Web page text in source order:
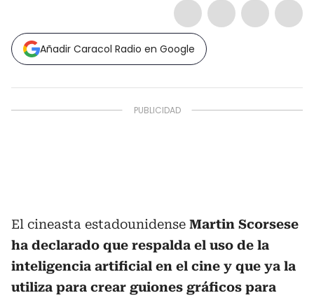
Añadir Caracol Radio en Google
El cineasta estadounidense Martin Scorsese
ha declarado que respalda el uso de la
inteligencia artificial en el cine y que ya la
utiliza para crear guiones gráficos para